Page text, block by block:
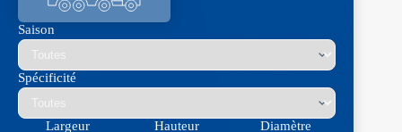
Saison
Spécificité
Largeur Hauteur Diamètre